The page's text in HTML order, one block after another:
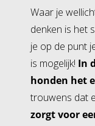
Waar je
denken is het
je op de punt
is mogelijk! In
honden het
trouwens dat
zorgt voor